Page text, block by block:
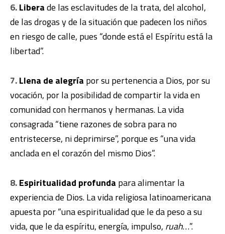
6.Liberade las esclavitudes de la trata, del alcohol,
de las drogas y de la situación que padecen los niños
en riesgo de calle, pues “donde está el Espíritu está la
libertad”.
7.Llena de alegría por su pertenencia a Dios, por su
vocación, por la posibilidad de compartir la vida en
comunidad con hermanos y hermanas. La vida
consagrada “tiene razones de sobra para no
entristecerse, ni deprimirse”, porque es “una vida
anclada en el corazón del mismo Dios”.
8.Espiritualidad profunda para alimentar la
experiencia de Dios. La vida religiosa latinoamericana
apuesta por “una espiritualidad que le da peso a su
vida, que le da espíritu, energía, impulso, ruah…”.